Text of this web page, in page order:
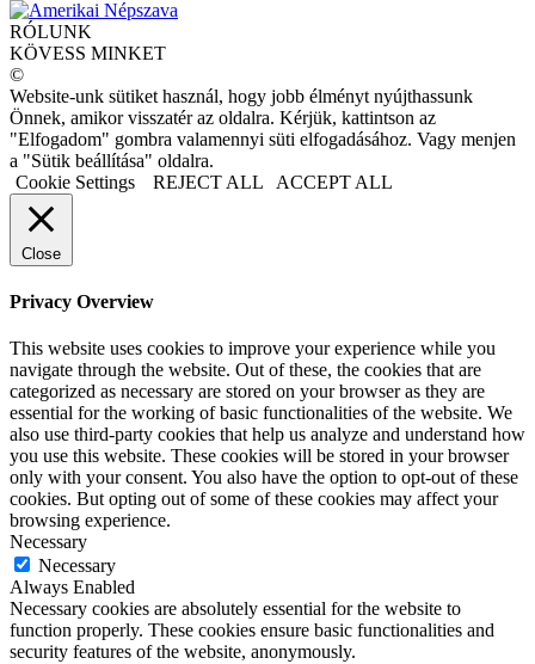
RÓLUNK
KÖVESS MINKET
©
Website-unk sütiket használ, hogy jobb élményt nyújthassunk
Önnek, amikor visszatér az oldalra. Kérjük, kattintson az
"Elfogadom" gombra valamennyi süti elfogadásához. Vagy menjen
a "Sütik beállítása" oldalra.
Cookie Settings
REJECT ALL ACCEPT ALL
Close
Privacy Overview
This website uses cookies to improve your experience while you
navigate through the website. Out of these, the cookies that are
categorized as necessary are stored on your browser as they are
essential for the working of basic functionalities of the website. We
also use third-party cookies that help us analyze and understand how
you use this website. These cookies will be stored in your browser
only with your consent. You also have the option to opt-out of these
cookies. But opting out of some of these cookies may affect your
browsing experience.
Necessary
Necessary
Always Enabled
Necessary cookies are absolutely essential for the website to
function properly. These cookies ensure basic functionalities and
security features of the website, anonymously.